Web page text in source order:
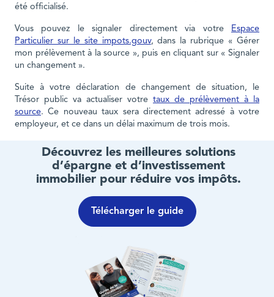
été officialisé.
Vous pouvez le signaler directement via votre
Espace
Particulier sur le site impots.gouv, dans la rubrique « Gérer
mon prélèvement à la source », puis en cliquant sur « Signaler
un changement ».
Suite à votre déclaration de changement de situation, le
Trésor public va actualiser votre taux de prélèvement à la
source. Ce nouveau taux sera directement adressé à votre
employeur, et ce dans un délai maximum de trois mois.
Découvrez les meilleures solutions
d’épargne et d’investissement
immobilier pour réduire vos impôts.
Télécharger le guide